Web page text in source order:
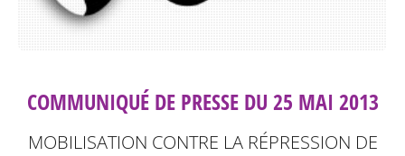
COMMUNIQUÉ DE PRESSE DU 25 MAI 2013
MOBILISATION CONTRE LA RÉPRESSION DE